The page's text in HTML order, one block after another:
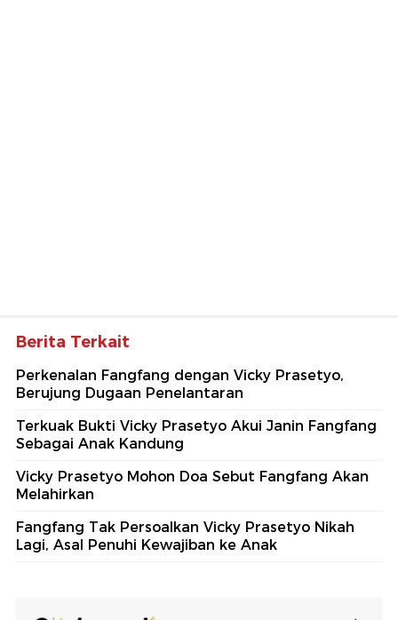
Berita Terkait
Perkenalan Fangfang dengan Vicky Prasetyo,
Berujung Dugaan Penelantaran
Terkuak Bukti Vicky Prasetyo Akui Janin Fangfang
Sebagai Anak Kandung
Vicky Prasetyo Mohon Doa Sebut Fangfang Akan
Melahirkan
Fangfang Tak Persoalkan Vicky Prasetyo Nikah
Lagi, Asal Penuhi Kewajiban ke Anak